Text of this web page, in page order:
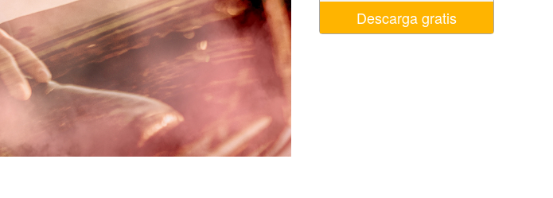
Descarga gratis